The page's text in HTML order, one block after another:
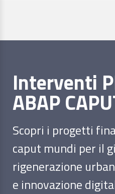
Interventi
ABAP
Scopri i progetti
caput mundi per il
rigenerazione
e innovazione